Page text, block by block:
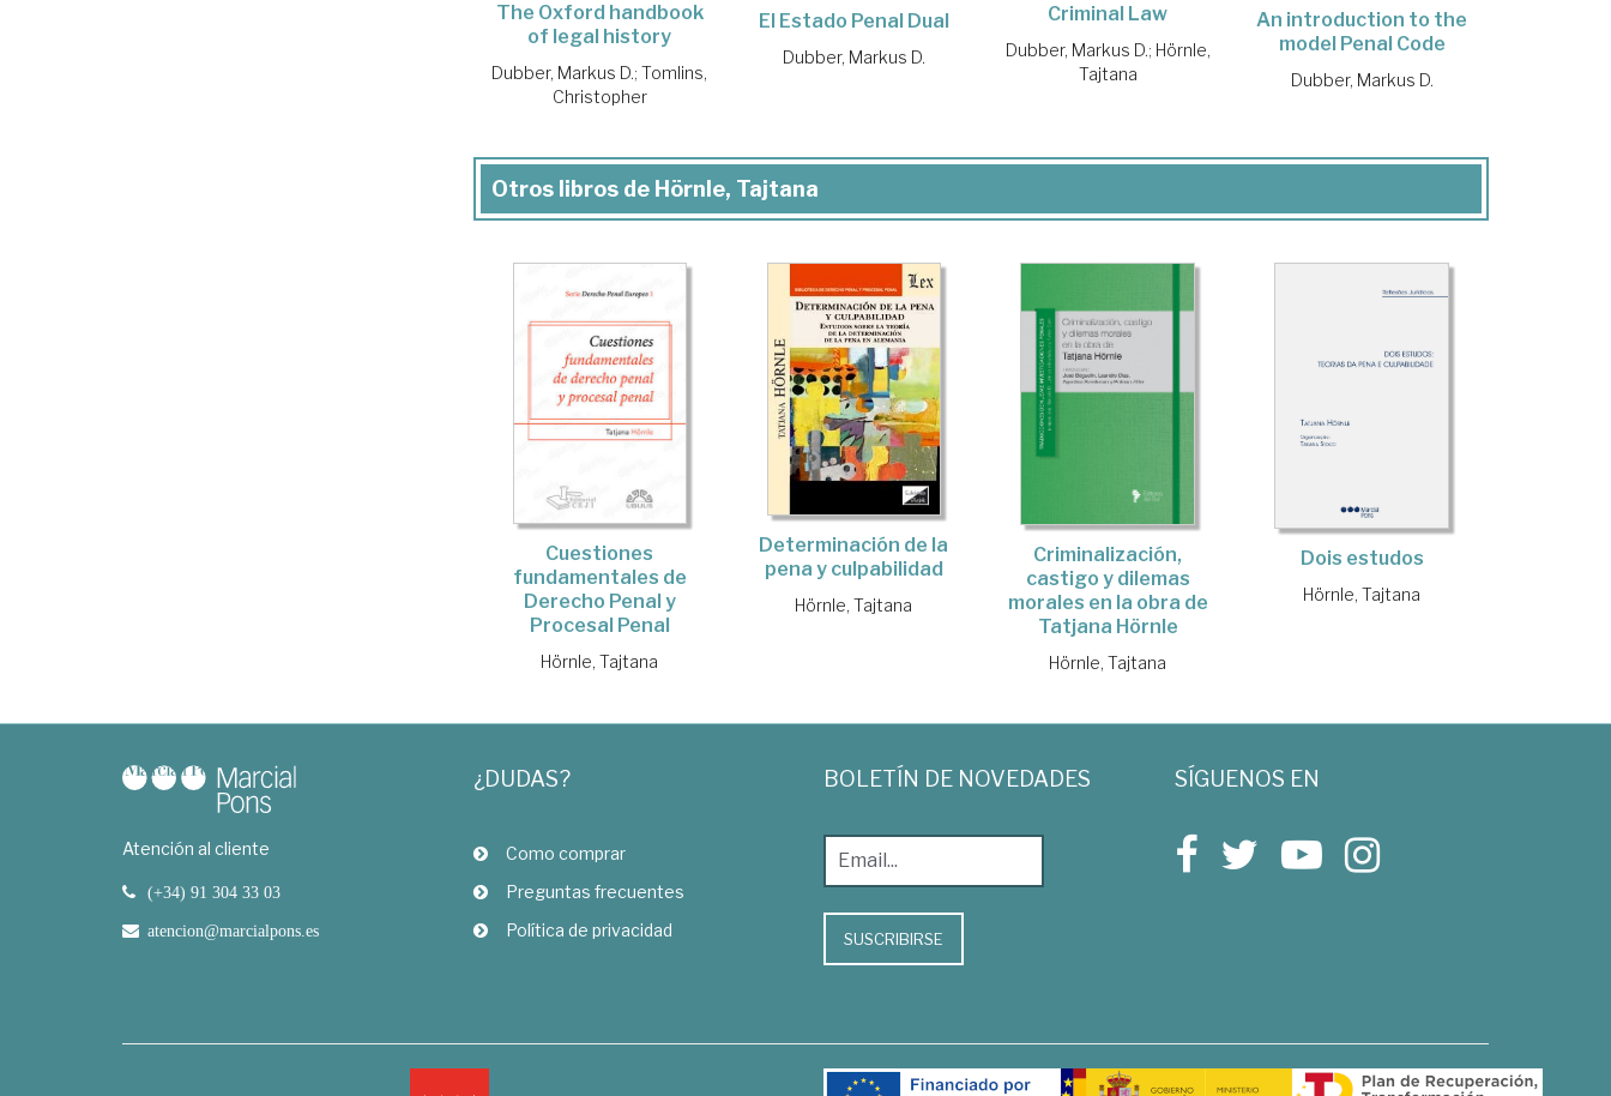
The Oxford handbook
of legal history
Dubber, Markus D.;Tomlins,
Christopher
El Estado Penal Dual
Dubber, Markus D.
Criminal Law
Dubber, Markus D.; Hörnle,
Tajtana
An introduction to the
model Penal Code
Dubber, Markus D.
Otros libros de Hörnle, Tajtana
Cuestiones
fundamentales de
Derecho Penal y
Procesal Penal
Hörnle, Tajtana
Determinación de la
pena y culpabilidad
Hörnle, Tajtana
Criminalización,
castigo y dilemas
morales en la obra de
Tatjana Hörnle
Hörnle, Tajtana
Dois estudos
Hörnle, Tajtana
Atención al cliente
(+34) 91 304 33 03
atencion@marcialpons.es
¿DUDAS?
Como comprar
Preguntas frecuentes
Política de privacidad
BOLETÍN DE NOVEDADES
SUSCRIBIRSE
SÍGUENOS EN